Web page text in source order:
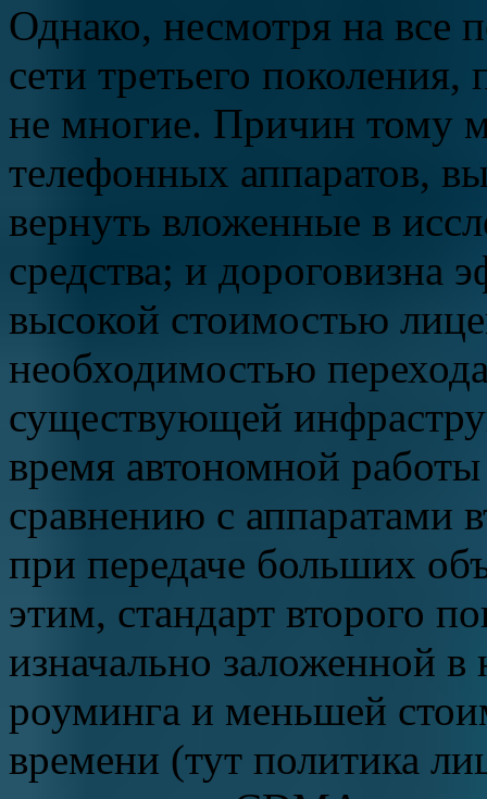
Однако, несмотря на все
сети третьего
не многие. Причин тому
телефонных аппаратов,
вернуть вложенные в
средства; и дороговизна
высокой стоимостью
необходимостью
существующей
время автономной
сравнению с аппаратами
при передаче больших
этим, стандарт второго
изначально заложенной в
роуминга и меньшей
времени (тут политика